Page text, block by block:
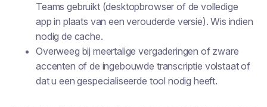
Teams gebruikt (desktopbrowser of de volledige
app in plaats van een verouderde versie). Wis indien
nodig de cache.
Overweeg bij meertalige vergaderingen of zware
accenten of de ingebouwde transcriptie volstaat of
dat u een gespecialiseerde tool nodig heeft.